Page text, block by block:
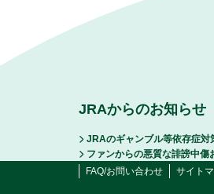
JRAからのお知らせ
JRAのギャンブル等依存症対
ファンからの悪質な誹謗中
FAQ/お問い合わせ
サイト